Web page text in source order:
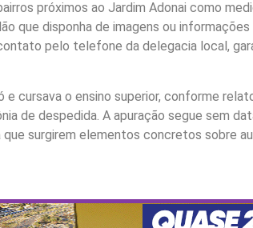
próximos ao Jardim Adonai como
que disponha de imagens ou informações
pelo telefone da delegacia local,
e cursava o ensino superior, conforme
de despedida. A apuração segue sem
surgirem elementos concretos sobre